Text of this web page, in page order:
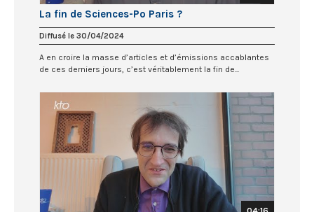
La fin de Sciences-Po Paris ?
Diffusé le 30/04/2024
A en croire la masse d’articles et d’émissions accablantes
de ces derniers jours, c’est véritablement la fin de...